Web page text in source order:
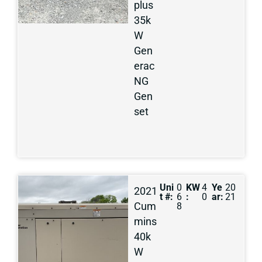
plus
35k
W
Gen
erac
NG
Gen
set
2021
Cum
mins
40k
W
Uni
t #:
0
6
8
KW
:
4
0
Ye
ar:
20
21